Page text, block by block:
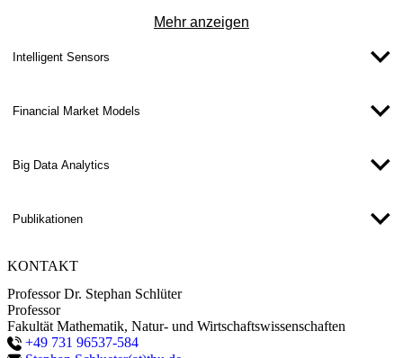
Prof. Dr. Stephan Schlüter
Mehr anzeigen
Intelligent Sensors
​Financial Market Models
Big Data Analytics​
Publikationen
KONTAKT
Professor Dr. Stephan Schlüter
Professor
Fakultät Mathematik, Natur- und Wirtschaftswissenschaften
+49 731 96537-584